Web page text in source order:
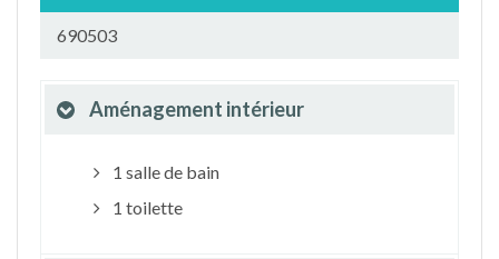
690503
Aménagement intérieur
1 salle de bain
1 toilette